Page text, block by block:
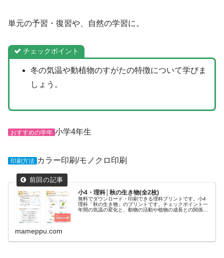
単元の予習・復習や、自然の学習に。
チェックポイント
冬の気温や動植物のすがたの特徴について学びま
しょう。
おすすめの学年 小学4年生
印刷方法 カラー印刷/モノクロ印刷
小4・理科│秋の生き物(全2枚)
無料でダウンロード・印刷できる理科プリントです。小4
理科「秋の生き物」のプリントです。チェックポイント一
年間の気温の変化と、動物の活動や植物の成長との関係を
mameppu.com